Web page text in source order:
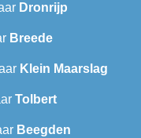
Dronrijp
Breede
Klein Maarslag
Tolbert
Beegden